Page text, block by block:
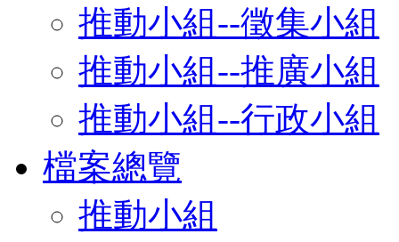
推動小組--徵集小組
推動小組--推廣小組
推動小組--行政小組
檔案總覽
推動小組